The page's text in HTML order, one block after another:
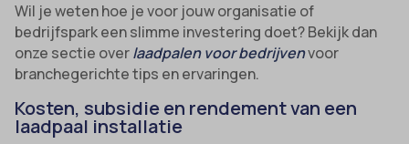
Wil je weten hoe je voor jouw organisatie of
bedrijfspark een slimme investering doet? Bekijk dan
onze sectie overlaadpalen voor bedrijvenvoor
branchegerichte tips en ervaringen.
Kosten, subsidie en rendement van een
laadpaal installatie